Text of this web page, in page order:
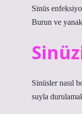
Sinüs
Burun ve
Sinüsler nasıl
suyla